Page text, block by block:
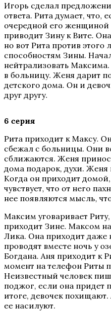
Игорь сделал
ответа. Рита думает, что,
очередной его
приводит Зину к Вите.
но вот Рита против этого
способностям Зины.
нейтрализовать
в больницу. Женя дарит
детского дома. Он и
друг другу.
6 серия
Рита приходит к Максу.
сбежал с больницы. Они
сближаются. Женя
дома подарок, духи. Женя
Когда он приходит
чувствует, что от него
нее появляются мысль,
Максим уговаривает
приходит Зине. Максом
Лика. Она приходит даже
проводят вместе ночь у
Богдана. Аня приходит к
момент на телефон Риты
Неизвестный человек
поджог, если она придет
итоге, девочек похищают.
ее насилуют.